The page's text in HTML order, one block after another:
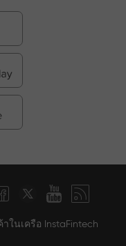
ในเครือ InstaFintech